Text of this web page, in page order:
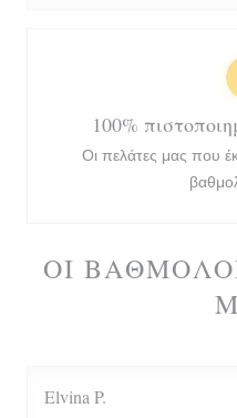
ΟΙ
Elvina P
100%
Οι πελάτες μας που